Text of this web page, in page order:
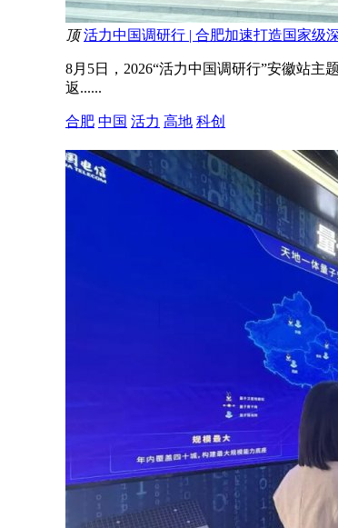
顶 活力中国调研行 | 合肥加速打造国家级
8月5日，2026“活力中国调研行”安徽站
返......
合肥 中国 活力 高地 科创